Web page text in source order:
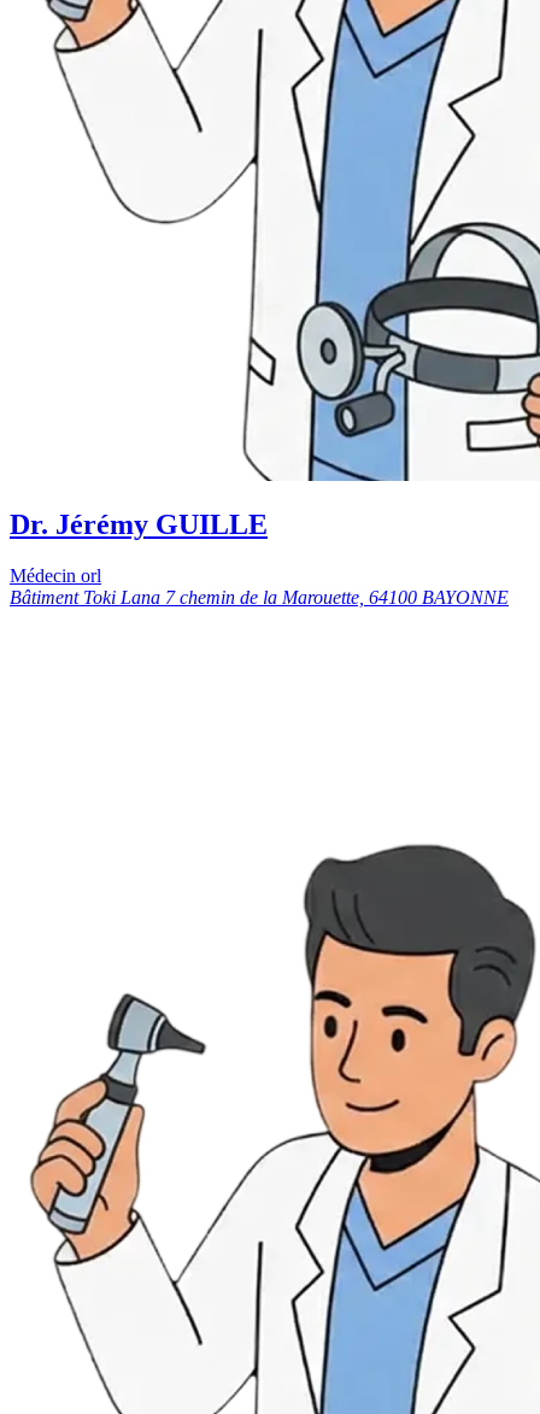
Dr. Jérémy GUILLE
Médecin orl
Bâtiment Toki Lana 7 chemin de la Marouette, 64100 BAYONNE